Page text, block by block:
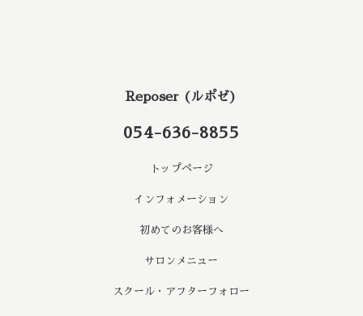
Reposer (ルポゼ)
054-636-8855
トップページ
インフォメーション
初めてのお客様へ
サロンメニュー
スクール・アフターフォロー